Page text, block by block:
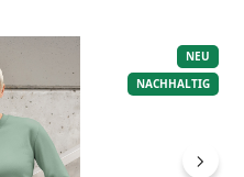
NEU
NACHHALTIG